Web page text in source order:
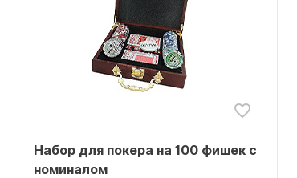
Набор для покера на 100 фишек с
номиналом